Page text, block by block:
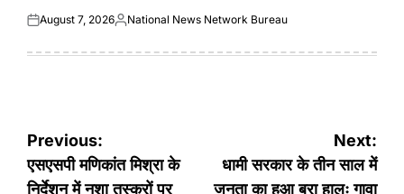
Posted
August 7, 2026Posted
National News Network Bureau
Post
navigation
Previous:
एसएसपी मणिकांत मिश्रा के
निर्देशन में नशा तस्करों पर
Next:
धामी सरकार के तीन साल में
जनता का हुआ बुरा हालः गावा